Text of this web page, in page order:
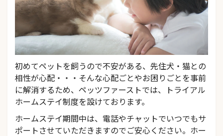
初めてペットを飼うので不安がある、先住犬・猫との
相性が心配・・・そんな心配ごとやお困りごとを事前
に解消するため、ペッツファーストでは、トライアル
ホームステイ制度を設けております。
ホームステイ期間中は、電話やチャットでいつでもサ
ポートさせていただきますのでご安心ください。ホー